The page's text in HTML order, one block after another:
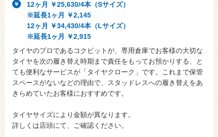
12ヶ月 ￥25,630/4本（Sサイズ）
※延長1ヶ月 ￥2,145
12ヶ月 ￥34,430/4本（Lサイズ）
※延長1ヶ月 ￥2,915
タイヤのプロであるコクピットが、専用倉庫でお客様の大切な
タイヤを次の履き替え時期まで責任をもってお預かりする、と
ても便利なサービスが「タイヤクローク」です。これまで保管
スペースがないなどの理由で、スタッドレスへの履き替えをあ
きらめていたお客様におすすめです。
タイヤサイズにより金額が異なります。
詳しくは店頭にて、ご確認ください。